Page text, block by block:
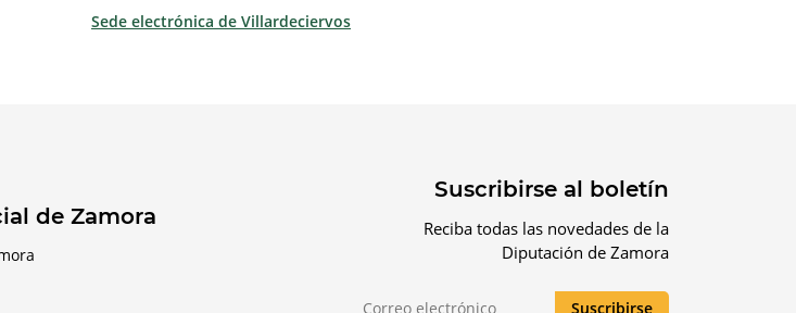
Sede electrónica de Villardeciervos
de Zamora
Suscribirse al boletín
Reciba todas las novedades de la
Diputación de Zamora